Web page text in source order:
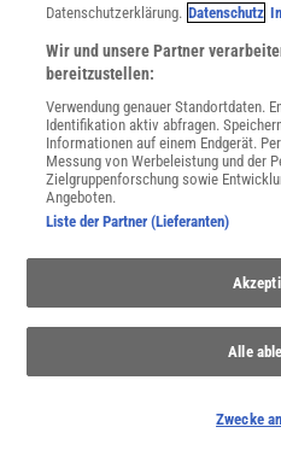
JETZT
Sie können unsere Newsletter jederzeit
mit Ihren personenbezogenen Daten
SERVICES
Newsletter
Kontakt
Spektrum Shop
Presse
Datenschutzerklärung. Datenschutz
Wir und unsere Partner
bereitzustellen:
Verwendung genauer Standortdaten.
Identifikation aktiv abfragen.
Informationen auf einem Endgerät.
Messung von Werbeleistung und der
Zielgruppenforschung sowie
Angeboten.
Liste der Partner (Lieferanten)
Alle
Zwecke